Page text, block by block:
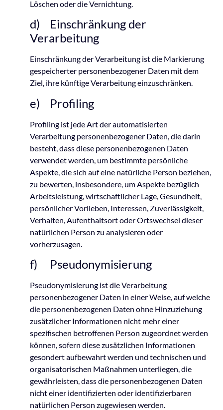
Löschen oder die Vernichtung.
d) Einschränkung der
Verarbeitung
Einschränkung der Verarbeitung ist die Markierung
gespeicherter personenbezogener Daten mit dem
Ziel, ihre künftige Verarbeitung einzuschränken.
e) Profiling
Profiling ist jede Art der automatisierten
Verarbeitung personenbezogener Daten, die darin
besteht, dass diese personenbezogenen Daten
verwendet werden, um bestimmte persönliche
Aspekte, die sich auf eine natürliche Person beziehen,
zu bewerten, insbesondere, um Aspekte bezüglich
Arbeitsleistung, wirtschaftlicher Lage, Gesundheit,
persönlicher Vorlieben, Interessen, Zuverlässigkeit,
Verhalten, Aufenthaltsort oder Ortswechsel dieser
natürlichen Person zu analysieren oder
vorherzusagen.
f) Pseudonymisierung
Pseudonymisierung ist die Verarbeitung
personenbezogener Daten in einer Weise, auf welche
die personenbezogenen Daten ohne Hinzuziehung
zusätzlicher Informationen nicht mehr einer
spezifischen betroffenen Person zugeordnet werden
können, sofern diese zusätzlichen Informationen
gesondert aufbewahrt werden und technischen und
organisatorischen Maßnahmen unterliegen, die
gewährleisten, dass die personenbezogenen Daten
nicht einer identifizierten oder identifizierbaren
natürlichen Person zugewiesen werden.